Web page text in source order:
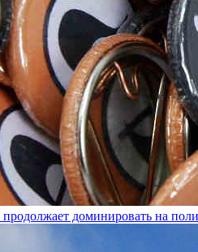
доминировать на